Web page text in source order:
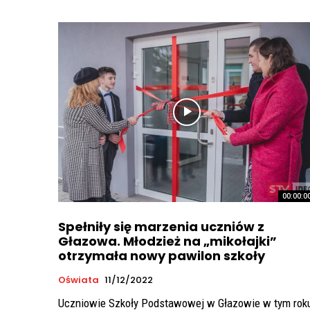
Spełniły się marzenia uczniów z
Głazowa. Młodzież na „mikołajki”
otrzymała nowy pawilon szkoły
Oświata 11/12/2022
Uczniowie Szkoły Podstawowej w Głazowie w tym